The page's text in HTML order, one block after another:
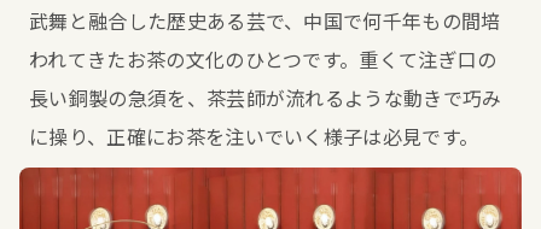
武舞と融合した歴史ある芸で、中国で何千年もの間培
われてきたお茶の文化のひとつです。重くて注ぎ口の
長い銅製の急須を、茶芸師が流れるような動きで巧み
に操り、正確にお茶を注いでいく様子は必見です。